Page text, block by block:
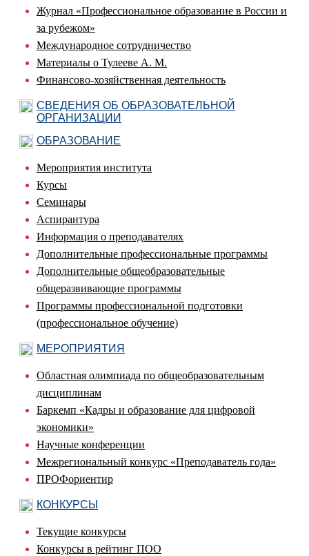
Журнал «Профессиональное образование в России и
за рубежом»
Международное сотрудничество
Материалы о Тулееве А. М.
Финансово-хозяйственная деятельность
СВЕДЕНИЯ ОБ ОБРАЗОВАТЕЛЬНОЙ
ОРГАНИЗАЦИИ
ОБРАЗОВАНИЕ
Мероприятия института
Курсы
Семинары
Аспирантура
Информация о преподавателях
Дополнительные профессиональные программы
Дополнительные общеобразовательные
общеразвивающие программы
Программы профессиональной подготовки
(профессиональное обучение)
МЕРОПРИЯТИЯ
Областная олимпиада по общеобразовательным
дисциплинам
Баркемп «Кадры и образование для цифровой
экономики»
Научные конференции
Межрегиональный конкурс «Преподаватель года»
ПРОФориентир
КОНКУРСЫ
Текущие конкурсы
Конкурсы в рейтинг ПОО